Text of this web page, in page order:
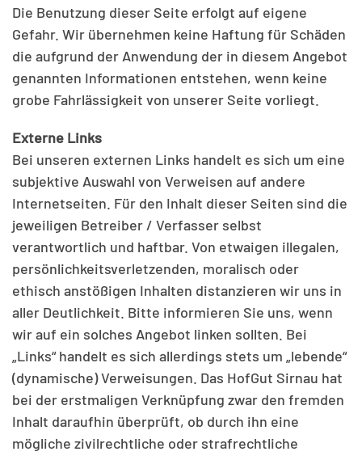
Die Benutzung dieser Seite erfolgt auf eigene
Gefahr. Wir übernehmen keine Haftung für Schäden
die aufgrund der Anwendung der in diesem Angebot
genannten Informationen entstehen, wenn keine
grobe Fahrlässigkeit von unserer Seite vorliegt.
Externe Links
Bei unseren externen Links handelt es sich um eine
subjektive Auswahl von Verweisen auf andere
Internetseiten. Für den Inhalt dieser Seiten sind die
jeweiligen Betreiber / Verfasser selbst
verantwortlich und haftbar. Von etwaigen illegalen,
persönlichkeitsverletzenden, moralisch oder
ethisch anstößigen Inhalten distanzieren wir uns in
aller Deutlichkeit. Bitte informieren Sie uns, wenn
wir auf ein solches Angebot linken sollten. Bei
„Links“ handelt es sich allerdings stets um „lebende“
(dynamische) Verweisungen. Das HofGut Sirnau hat
bei der erstmaligen Verknüpfung zwar den fremden
Inhalt daraufhin überprüft, ob durch ihn eine
mögliche zivilrechtliche oder strafrechtliche